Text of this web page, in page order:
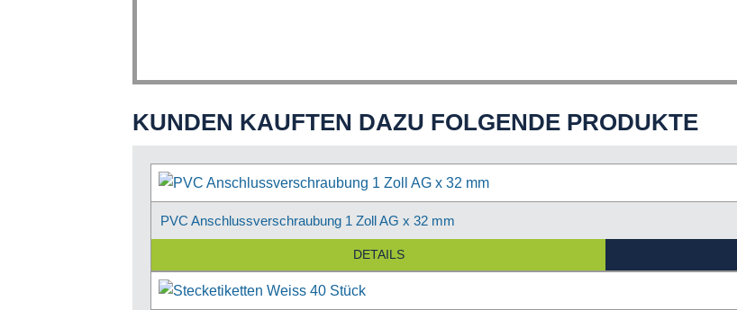
KUNDEN KAUFTEN DAZU FOLGENDE PRODUKTE
PVC Anschlussverschraubung 1 Zoll AG x 32 mm
DETAILS